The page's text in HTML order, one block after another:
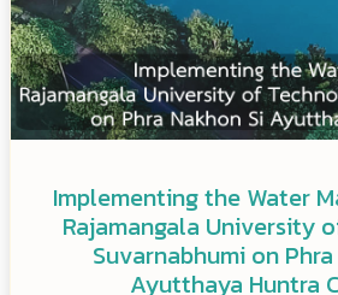
Implementing the Water
Rajamangala University
Suvarnabhumi on
Ayutthaya Huntra